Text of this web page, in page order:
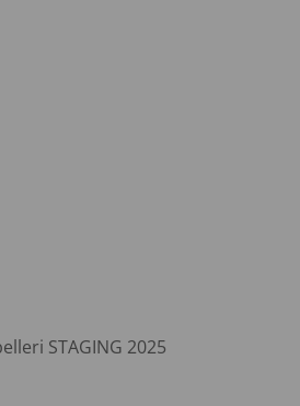
STAGING 2025